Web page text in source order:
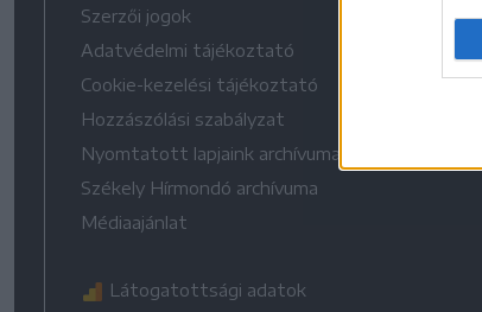
Szerzői jogok
Adatvédelmi tájékoztató
Cookie-kezelési tájékoztató
Hozzászólási szabályzat
Nyomtatott lapjaink archívuma
Székely Hírmondó archívuma
Médiaajánlat
Látogatottsági adatok